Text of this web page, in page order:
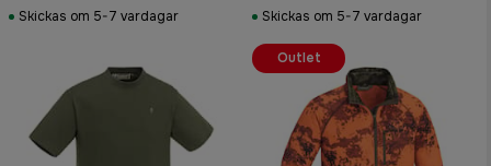
Skickas om 5-7 vardagar
Skickas om 5-7 vardagar
Outlet